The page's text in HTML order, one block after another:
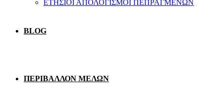
ΕΤΗΣΙΟΙ ΑΠΟΛΟΓΙΣΜΟΙ ΠΕΠΡΑΓΜΕΝΩΝ
BLOG
ΠΕΡΙΒΑΛΛΟΝ ΜΕΛΩΝ